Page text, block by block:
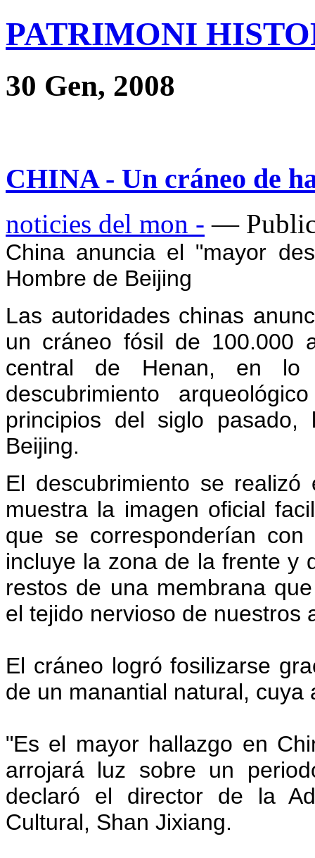
PATRIMONI
30 Gen, 2008
CHINA - Un cráneo de
noticies del mon - —
China anuncia el "mayor
Hombre de Beijing
Las autoridades chinas
un cráneo fósil de 100.000
central de Henan, en lo
descubrimiento
principios del siglo
Beijing.
El descubrimiento se
muestra la imagen oficial
que se corresponderían
incluye la zona de la frente y
restos de una membrana
el tejido nervioso de nuestros
El cráneo logró fosilizarse
de un manantial natural,
"Es el mayor hallazgo en
arrojará luz sobre un
declaró el director de la
Cultural, Shan Jixiang.